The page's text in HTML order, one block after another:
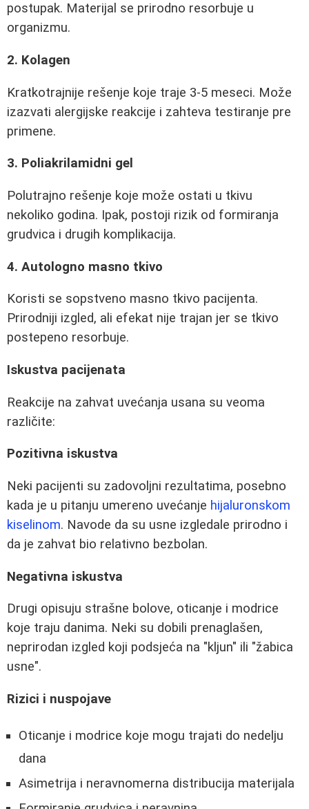
postupak. Materijal se prirodno resorbuje u
organizmu.
2. Kolagen
Kratkotrajnije rešenje koje traje 3-5 meseci. Može
izazvati alergijske reakcije i zahteva testiranje pre
primene.
3. Poliakrilamidni gel
Polutrajno rešenje koje može ostati u tkivu
nekoliko godina. Ipak, postoji rizik od formiranja
grudvica i drugih komplikacija.
4. Autologno masno tkivo
Koristi se sopstveno masno tkivo pacijenta.
Prirodniji izgled, ali efekat nije trajan jer se tkivo
postepeno resorbuje.
Iskustva pacijenata
Reakcije na zahvat uvećanja usana su veoma
različite:
Pozitivna iskustva
Neki pacijenti su zadovoljni rezultatima, posebno
kada je u pitanju umereno uvećanje hijaluronskom
kiselinom. Navode da su usne izgledale prirodno i
da je zahvat bio relativno bezbolan.
Negativna iskustva
Drugi opisuju strašne bolove, oticanje i modrice
koje traju danima. Neki su dobili prenaglašen,
neprirodan izgled koji podsjeća na "kljun" ili "žabica
usne".
Rizici i nuspojave
Oticanje i modrice koje mogu trajati do nedelju
dana
Asimetrija i neravnomerna distribucija materijala